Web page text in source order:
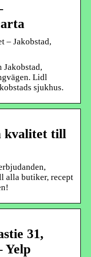
– Jakobstad,
Jakobstad,
Lidl
sjukhus.
kvalitet till
alla butiker, recept
31,
Yelp